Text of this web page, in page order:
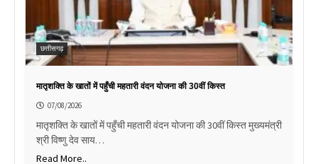
छत्तीसगढ़
मातृशक्ति के खातों में पहुँची महतारी वंदन योजना की 30वीं किस्त
07/08/2026
मातृशक्ति के खातों में पहुँची महतारी वंदन योजना की 30वीं किस्त मुख्यमंत्री
श्री विष्णु देव साय…
Read More..